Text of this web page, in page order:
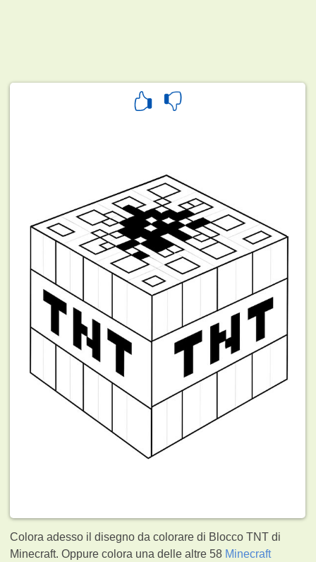
Colora adesso il disegno da colorare di Blocco TNT di
Minecraft. Oppure colora una delle altre 58 Minecraft